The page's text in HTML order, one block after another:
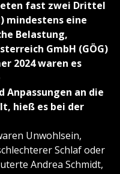
fast zwei Drittel
mindestens eine
Belastung,
GmbH (GÖG)
2024 waren es
Anpassungen an die
hieß es bei der
Unwohlsein,
Schlaf oder
Andrea Schmidt,